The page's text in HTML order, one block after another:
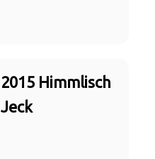
2015 Himmlisch
Jeck